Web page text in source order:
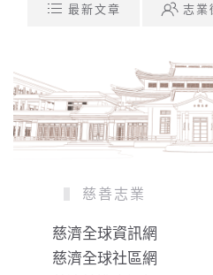
最新文章 志業
慈善志業
慈濟全球資訊網
慈濟全球社區網